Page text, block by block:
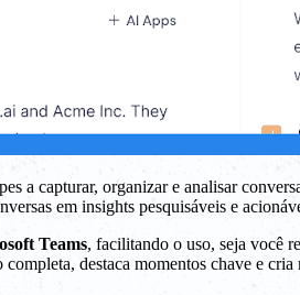
a capturar, organizar e analisar
em insights pesquisáveis e
Teams, facilitando o uso, seja você
destaca momentos chave e